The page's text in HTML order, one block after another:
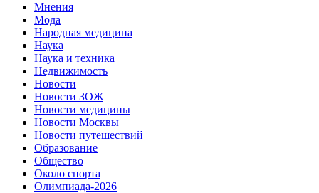
Мнения
Мода
Народная медицина
Наука
Наука и техника
Недвижимость
Новости
Новости ЗОЖ
Новости медицины
Новости Москвы
Новости путешествий
Образование
Общество
Около спорта
Олимпиада-2026